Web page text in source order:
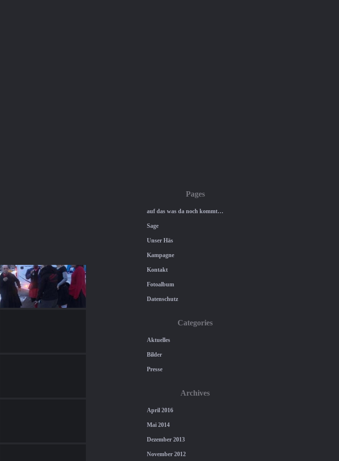
Pages
auf das was da noch kommt…
Sage
Unser Häs
Kampagne
Kontakt
Fotoalbum
Datenschutz
Categories
Aktuelles
Bilder
Presse
Archives
April 2016
Mai 2014
Dezember 2013
November 2012